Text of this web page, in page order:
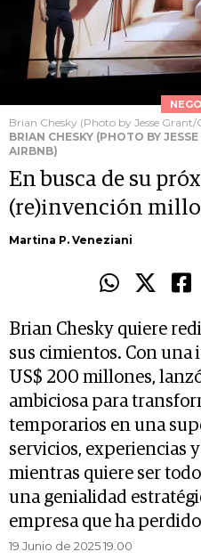
Brian Chesky (Photo by Jesse
BRIAN CHESKY (PHOTO BY
AIRBNB)
En busca de su
(re)invención
Martina P. Veneziani
Brian Chesky quiere
sus cimientos. Con
US$ 200 millones,
ambiciosa para
temporarios en una
servicios, experiencias
mientras quiere ser
una genialidad
empresa que ha
19 Junio de 2025 19.00